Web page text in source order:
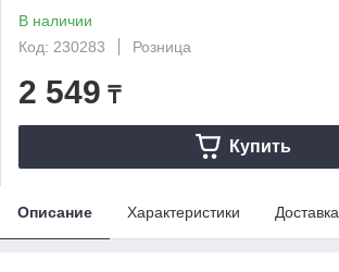
В наличии
Код: 230283
Розница
2 549 ₸
Купить
Описание Характеристики Доставка